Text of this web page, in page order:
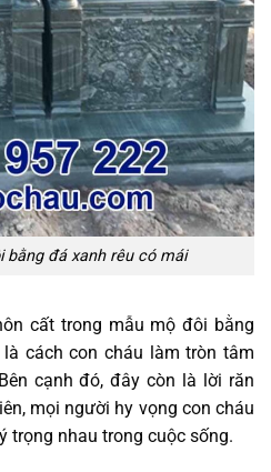
bằng đá xanh rêu có mái
cất trong mẫu mộ đôi bằng
cách con cháu làm tròn tâm
cạnh đó, đây còn là lời răn
mọi người hy vọng con cháu
trọng nhau trong cuộc sống.